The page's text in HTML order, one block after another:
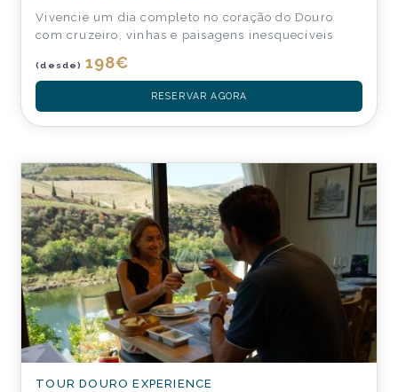
Vivencie um dia completo no coração do Douro
com cruzeiro, vinhas e paisagens inesquecíveis
(desde) 198€
RESERVAR AGORA
TOUR DOURO EXPERIENCE